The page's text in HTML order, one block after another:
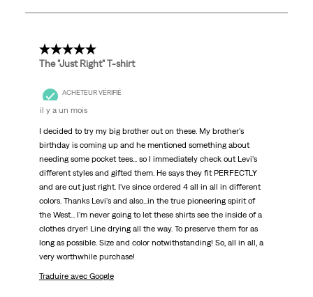
2
5 étoile(s) sur 5.
The "Just Right" T-shirt
ACHETEUR VÉRIFIÉ
il y a un mois
I decided to try my big brother out on these. My brother's
birthday is coming up and he mentioned something about
needing some pocket tees... so I immediately check out Levi's
different styles and gifted them. He says they fit PERFECTLY
and are cut just right. I've since ordered 4 all in all in different
colors. Thanks Levi's and also...in the true pioneering spirit of
the West... I'm never going to let these shirts see the inside of a
clothes dryer! Line drying all the way. To preserve them for as
long as possible. Size and color notwithstanding! So, all in all, a
very worthwhile purchase!
Traduire avec Google